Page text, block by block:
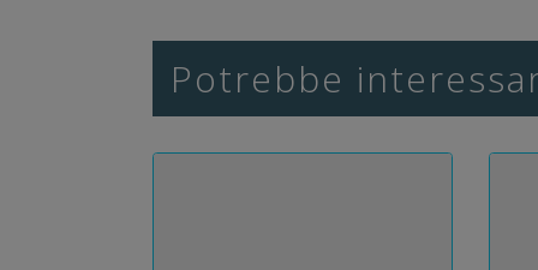
Potrebbe